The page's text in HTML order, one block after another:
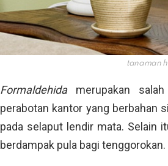
tanaman
Formaldehida merupakan
perabotan kantor yang berbahan
pada selaput lendir mata. Selain
berdampak pula bagi tenggorokan.